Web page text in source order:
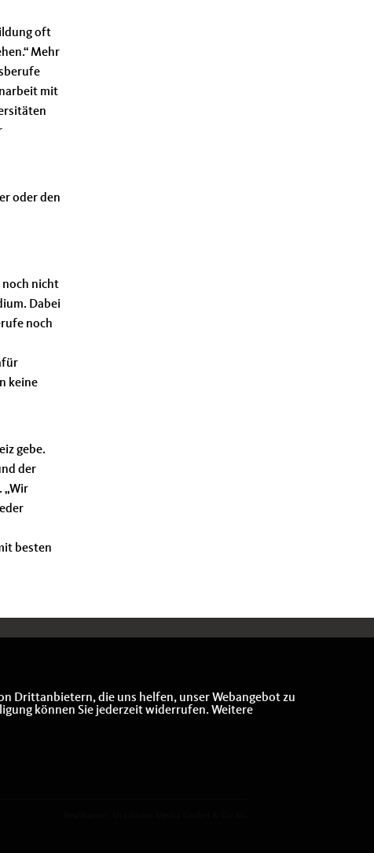
oft
Mehr
mit
oder den
noch nicht
Dabei
noch
keine
gebe.
der
„Wir
besten
Drittanbietern, die uns helfen, unser Webangebot zu
können Sie jederzeit widerrufen. Weitere